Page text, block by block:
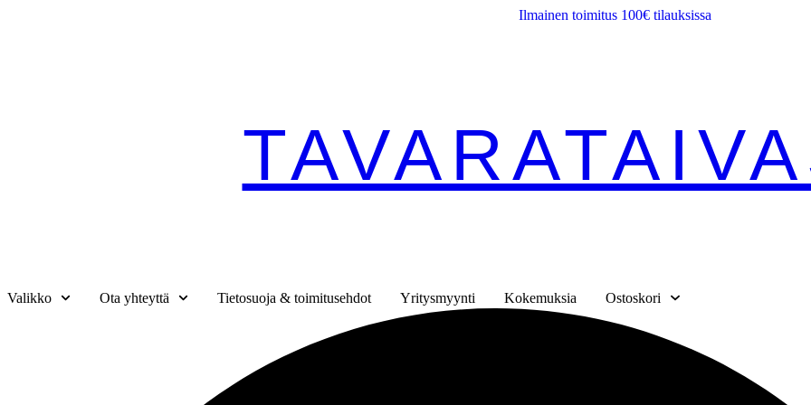
Ilmainen toimitus 100€ tilauksissa
Valikko Ota yhteyttä Tietosuoja & toimitusehdot Yritysmyynti Kokemuksia Ostoskori